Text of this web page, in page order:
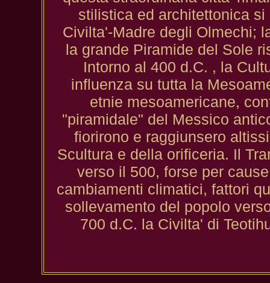
stilistica ed architettonica
Civilta'-Madre degli Olmechi;
la grande Piramide del Sole
Intorno al 400 d.C. , la
influenza su tutta la
etnie mesoamericane,
"piramidale" del Messico
fiorirono e raggiunsero
Scultura e della orificeria. Il
verso il 500, forse per
cambiamenti climatici, fattori
sollevamento del popolo
700 d.C. la Civilta' di